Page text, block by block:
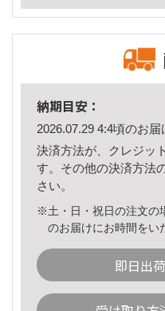
納期目安：
2026.07.29 4:4頃のお届
決済方法が、クレジッ
す。その他の決済方法
さい。
※土・日・祝日の注文の
のお届けにお時間をい
即日出